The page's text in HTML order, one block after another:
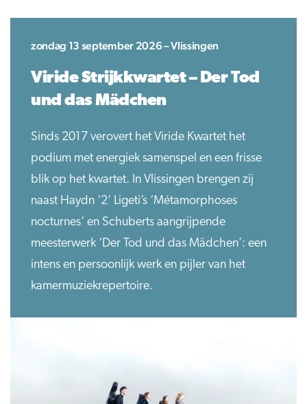
zondag 13 september 2026 – Vlissingen
Viride Strijkkwartet – Der Tod
und das Mädchen
Sinds 2017 verovert het Viride Kwartet het
podium met energiek samenspel en een frisse
blik op het kwartet. In Vlissingen brengen zij
naast Haydn ‘2’ Ligeti’s ‘Métamorphoses
nocturnes’ en Schuberts aangrijpende
meesterwerk ‘Der Tod und das Mädchen’: een
intens en persoonlijk werk en pijler van het
kamermuziekrepertoire.